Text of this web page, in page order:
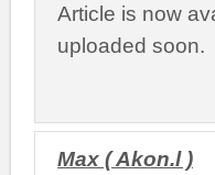
Article is now
uploaded soon.
Max ( Akon.l )